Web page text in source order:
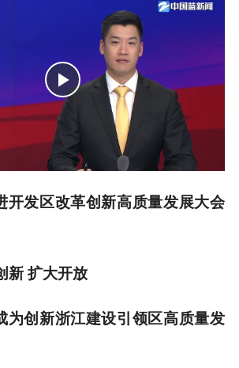
开发区改革创新高质量发展大会
新 扩大开放
为创新浙江建设引领区高质量发